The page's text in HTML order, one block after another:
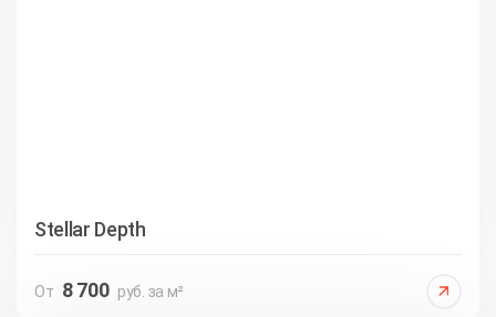
Stellar Depth
От 8 700 руб. за м²